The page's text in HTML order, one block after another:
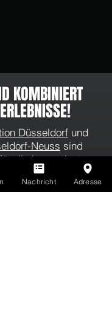
KOMBINIERT
Düsseldorf und
Neuss sind
die innovativsten
Welt. Mit unseren
hebt ihr euer
Nachricht Adresse